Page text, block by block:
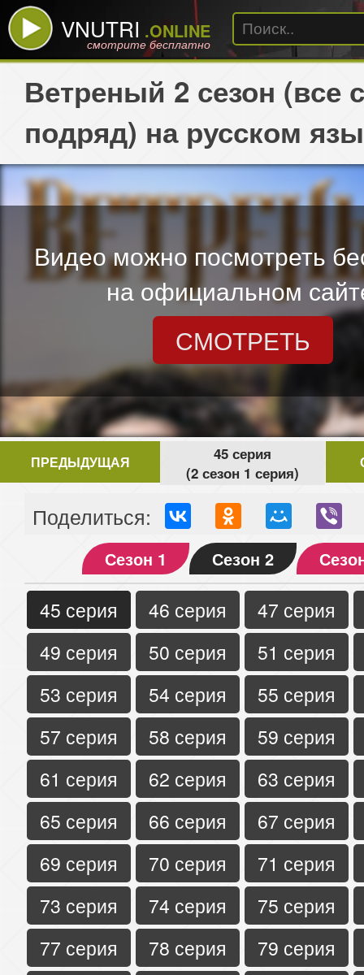
VNUTRI .ONLINE
смотрите бесплатно
Ветреный 2 сезон (все
подряд) на русском
Видео можно посмотреть
на официальном
СМОТРЕТЬ
ПРЕДЫДУЩАЯ
45 серия
(2 сезон 1 серия)
Поделиться:
Сезон 1 Сезон 2
45 серия 46 серия
47 серия
49 серия
50 серия
51 серия
53 серия
54 серия
55 серия
57 серия
58 серия
59 серия
61 серия
62 серия
63 серия
65 серия
66 серия
67 серия
69 серия
70 серия
71 серия
73 серия
74 серия
75 серия
77 серия
78 серия
79 серия